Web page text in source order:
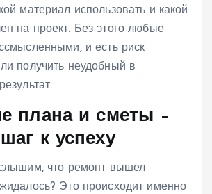
материал использовать и какой
на проект. Без этого любые
и есть риск
получить неудобный в
плана и сметы –
к успеху
что ремонт вышел
Это происходит именно